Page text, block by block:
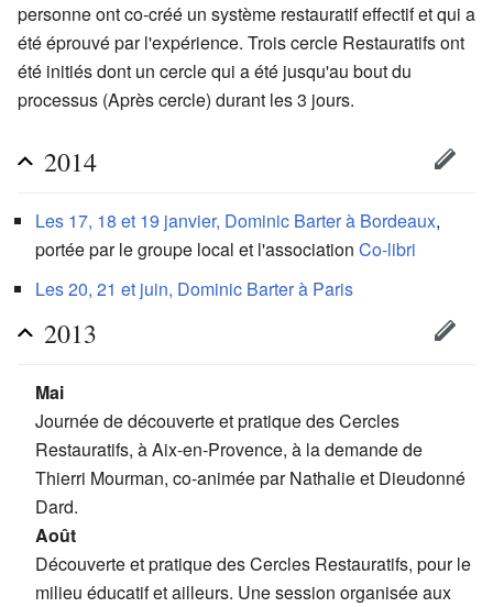
personne ont co-créé un système restauratif effectif et qui a
été éprouvé par l'expérience. Trois cercle Restauratifs ont
été initiés dont un cercle qui a été jusqu'au bout du
processus (Après cercle) durant les 3 jours.
2014
Les 17, 18 et 19 janvier, Dominic Barter à Bordeaux,
portée par le groupe local et l'association Co-libri
Les 20, 21 et juin, Dominic Barter à Paris
2013
Mai
Journée de découverte et pratique des Cercles
Restauratifs, à Aix-en-Provence, à la demande de
Thierri Mourman, co-animée par Nathalie et Dieudonné
Dard.
Août
Découverte et pratique des Cercles Restauratifs, pour le
milieu éducatif et ailleurs. Une session organisée aux